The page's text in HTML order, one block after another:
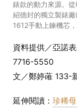
錶款的動力來源。
紹德封的獨立製錶
1612手動上鍊機芯
資料提供／亞諾
7716-5550
文／鄭婷蓶 133-
延伸閱讀： 珍稀